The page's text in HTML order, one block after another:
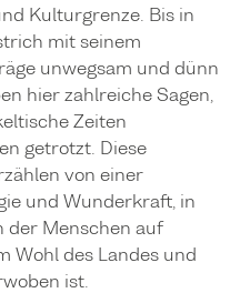
Kulturgrenze. Bis in
mit seinem
unwegsam und dünn
hier zahlreiche Sagen,
Zeiten
getrotzt. Diese
von einer
und Wunderkraft, in
der Menschen auf
Wohl des Landes und
ist.